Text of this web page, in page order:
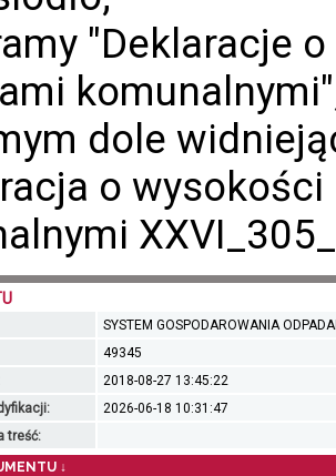
"Deklaracje
dole
o
SYSTEM GOSPODAROWANIA
49345
2018-08-27 13:45:22
2026-06-18 10:31:47
treść:
↓